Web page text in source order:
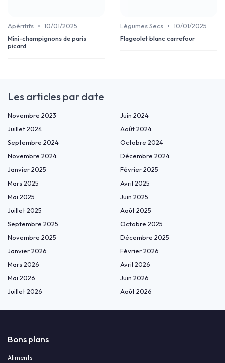
Apéritifs • 10/01/2025
Mini-champignons de paris
picard
Légumes Secs • 10/01/2025
Flageolet blanc carrefour
Les articles par date
Novembre 2023
Juin 2024
Juillet 2024
Août 2024
Septembre 2024
Octobre 2024
Novembre 2024
Décembre 2024
Janvier 2025
Février 2025
Mars 2025
Avril 2025
Mai 2025
Juin 2025
Juillet 2025
Août 2025
Septembre 2025
Octobre 2025
Novembre 2025
Décembre 2025
Janvier 2026
Février 2026
Mars 2026
Avril 2026
Mai 2026
Juin 2026
Juillet 2026
Août 2026
Bons plans
Aliments